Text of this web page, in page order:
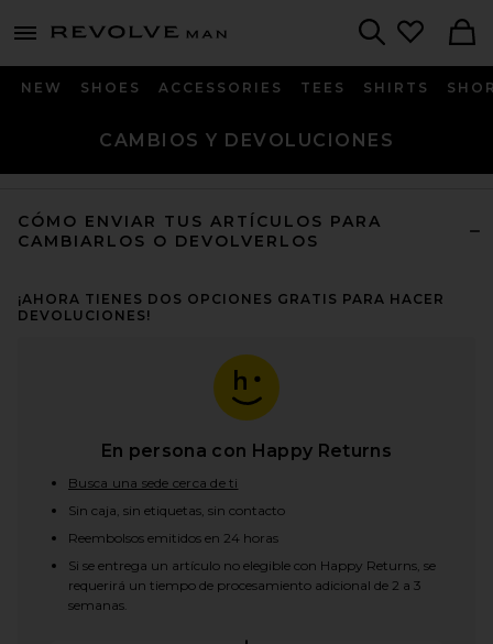
menu - shows more content
Revolve
NEW SHOES ACCESSORIES TEES SHIRTS
CAMBIOS Y DEVOLUCIONES
CÓMO ENVIAR TUS ARTÍCULOS PARA
CAMBIARLOS O DEVOLVERLOS
¡AHORA TIENES DOS OPCIONES GRATIS PARA HACER
DEVOLUCIONES!
En persona con Happy Returns
Busca una sede cerca de ti
Sin caja, sin etiquetas, sin contacto
Reembolsos emitidos en 24 horas
Si se entrega un artículo no elegible con Happy Returns, se
requerirá un tiempo de procesamiento adicional de 2 a 3
semanas.